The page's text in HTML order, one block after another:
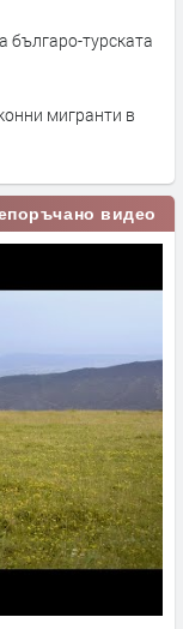
българо-турската
мигранти в
видео